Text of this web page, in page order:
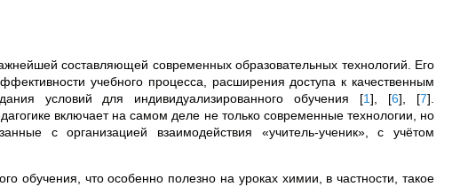
составляющей современных образовательных технологий. Его
учебного процесса, расширения доступа к качественным
условий для индивидуализированного обучения [1] [6] [7]
включает на самом деле не только современные технологии, но
с организацией взаимодействия «учитель-ученик», с учётом
обучения, что особенно полезно на уроках химии, в частности, такое